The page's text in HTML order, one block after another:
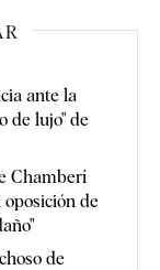
ante la
de lujo" de
Chamberí
de
de